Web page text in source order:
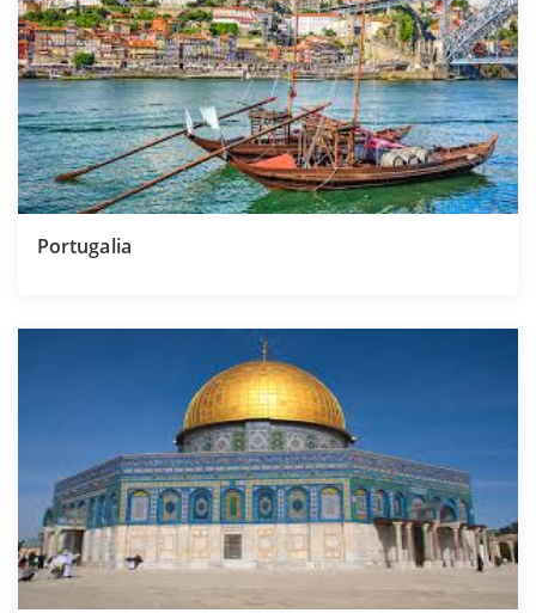
Portugalia